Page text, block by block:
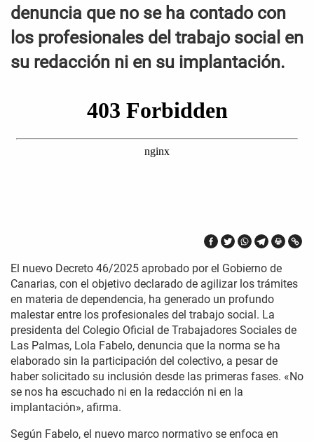
denuncia que no se ha contado con
los profesionales del trabajo social en
su redacción ni en su implantación.
El nuevo Decreto 46/2025 aprobado por el Gobierno de
Canarias, con el objetivo declarado de agilizar los trámites
en materia de dependencia, ha generado un profundo
malestar entre los profesionales del trabajo social. La
presidenta del Colegio Oficial de Trabajadores Sociales de
Las Palmas, Lola Fabelo, denuncia que la norma se ha
elaborado sin la participación del colectivo, a pesar de
haber solicitado su inclusión desde las primeras fases. «No
se nos ha escuchado ni en la redacción ni en la
implantación», afirma.
Según Fabelo, el nuevo marco normativo se enfoca en